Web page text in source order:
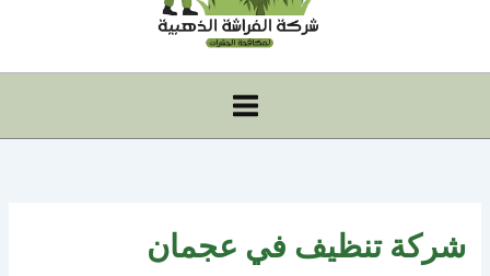
شركة تنظيف في عجمان